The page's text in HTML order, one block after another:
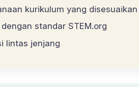
kurikulum yang disesuaikan
standar STEM.org
lintas jenjang